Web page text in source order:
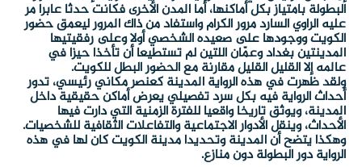
البطولة بامتياز بكل أماكنها، أما المدن الأخرى فكانت حدثا عابرا مر
عليه الراوي السارد مرور الكرام واستفاد من ذاك المرور ليعمق حضور
الكويت ووجودها على صعيده الشخصي أولا وعلى رفقيتيها
المدينتين بغداد وعمّان اللتين لم تستطيعا أن تأخذا حيزا في
عالمه إلا القليل القليل مقارنة مع الحضور البطل للكويت.
ولقد ظهرت في هذه الرواية المدينة كعنصر مكاني رئيسي، تدور
أحداث الرواية فيه بكل سرد تفصيلي يعرض أماكن حقيقية داخل
المدينة، ويوثق تاريخا واقعيا للفترة الزمنية التي دارت فيها
الأحداث، وينقل الأدوار الاجتماعية والتفاعلات الثقافية للشخصيات.
وهكذا يتضح أن المدينة وتحديدا مدينة الكويت كان لها في هذه
الرواية دور البطولة دون منازع.